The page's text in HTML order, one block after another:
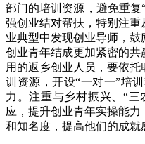
部门的培训资源，避免重复
强创业结对帮扶，特别注重
业典型中发现创业导师，
创业青年结成更加紧密的
用的返乡创业人员，要依
训资源，开设“一对一”培
力。注重与乡村振兴、“
应，提升创业青年实操能
和知名度，提高他们的成就